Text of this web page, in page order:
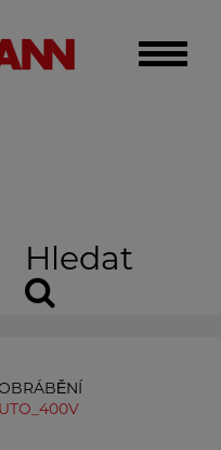
Toggle
Hledat